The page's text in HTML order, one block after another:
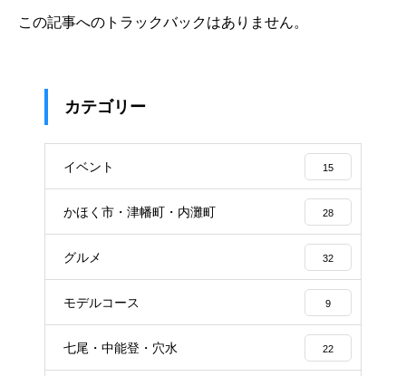
この記事へのトラックバックはありません。
カテゴリー
イベント 15
かほく市・津幡町・内灘町 28
グルメ 32
モデルコース 9
七尾・中能登・穴水 22